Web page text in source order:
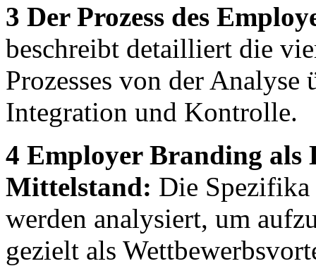
3 Der Prozess des
beschreibt detailliert die
Prozesses von der
Integration und Kontrolle.
4 Employer Branding als
Mittelstand: Die Spezifika
werden analysiert, um
gezielt als